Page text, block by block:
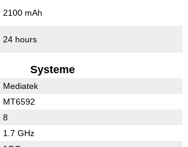
2100 mAh
24 hours
Systeme
Mediatek
MT6592
8
1.7 GHz